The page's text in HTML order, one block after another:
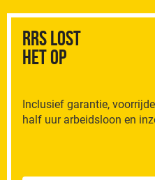
RRS Lost
het op
Inclusief garantie,
half uur arbeidsloon en